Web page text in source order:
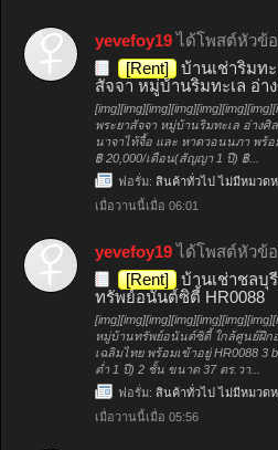
yevefoy19ได้โพสต์หัวข้
[Rent]
บ้านเช่าริมท
สัจจา หมู่บ้านริมทะเล อ่า
พระยาสัจจา หมู่บ้านริมทะเล อ่างศิ
นาจาไท้จื้อ และ หาดวอนนภา พร้อ
฿ 20,000/เดือน(สัญญา 1 ปี) ฿...
ฟอรั่ม: สินค้าทั่วไป ไม่มีหมวด
เมื่อวานนี้เมื่อ 06:01
yevefoy19ได้โพสต์หัวข้
[Rent]
บ้านเช่าชลบุ
ทรัพย์อนันต์ซิตี้ HR0088
หมู่บ้านทรัพย์อนันต์ซิตี้ ใกล้ศูนย์ฝึก
เฉลิมไทย พร้อมเข้าอยู่ HR0088
ต่ำ 1 ปี) 2 ชั้น ขนาด 37 ตร.วา...
ฟอรั่ม: สินค้าทั่วไป ไม่มีหมวด
เมื่อวานนี้เมื่อ 05:56